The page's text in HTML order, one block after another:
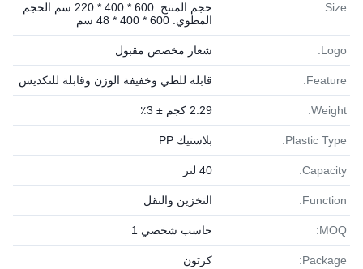
Size:
حجم المنتج: 600 * 400 * 220 سم الحجم
المطوي: 600 * 400 * 48 سم
Logo: شعار مخصص مقبول
Feature: قابلة للطي وخفيفة الوزن وقابلة للتكديس
Weight: 2.29 كجم ± 3٪
Plastic Type: بلاستيك PP
Capacity: 40 لتر
Function: التخزين والنقل
MOQ: حاسب شخصي 1
Package: كرتون